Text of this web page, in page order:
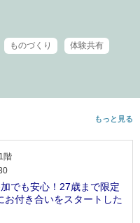
ものづくり 体験共有
もっと見る
階
でも安心！27歳まで限定
お付き合いをスタートした